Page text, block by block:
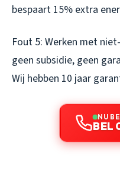
bespaart 15% extra
Fout 5: Werken met
geen subsidie, geen
Wij hebben 10 jaar
NU
BEL